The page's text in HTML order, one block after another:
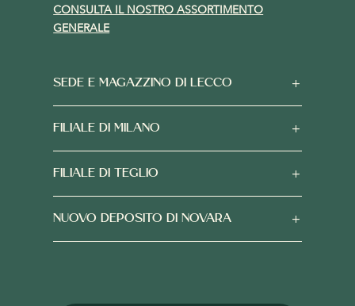
CONSULTA IL NOSTRO ASSORTIMENTO
GENERALE
SEDE E MAGAZZINO DI LECCO
FILIALE DI MILANO
FILIALE DI TEGLIO
NUOVO DEPOSITO DI NOVARA